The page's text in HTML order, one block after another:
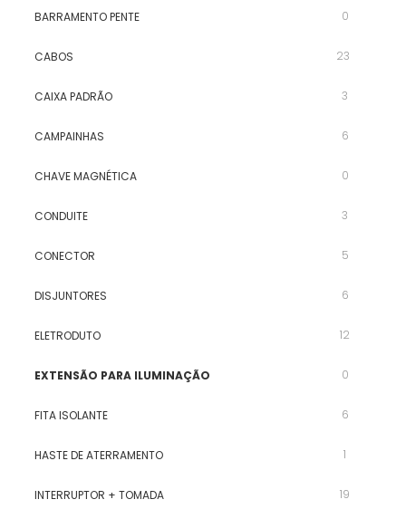
BARRAMENTO PENTE 0
CABOS 23
CAIXA PADRÃO 3
CAMPAINHAS 6
CHAVE MAGNÉTICA 0
CONDUITE 3
CONECTOR 5
DISJUNTORES 6
ELETRODUTO 12
EXTENSÃO PARA ILUMINAÇÃO 0
FITA ISOLANTE 6
HASTE DE ATERRAMENTO 1
INTERRUPTOR + TOMADA 19